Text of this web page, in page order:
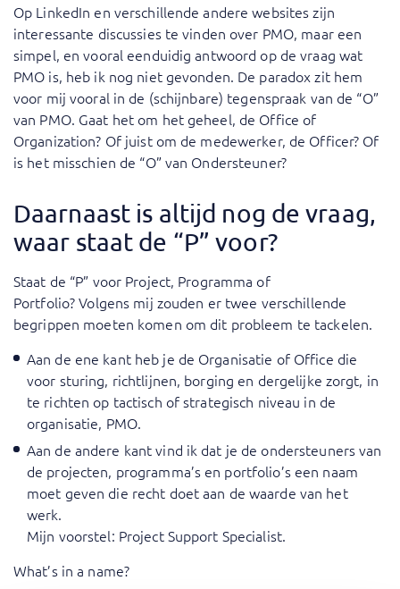
Op LinkedIn en verschillende andere websites zijn
interessante discussies te vinden over PMO, maar een
simpel, en vooral eenduidig antwoord op de vraag wat
PMO is, heb ik nog niet gevonden. De paradox zit hem
voor mij vooral in de (schijnbare) tegenspraak van de “O”
van PMO. Gaat het om het geheel, de Office of
Organization? Of juist om de medewerker, de Officer? Of
is het misschien de “O” van Ondersteuner?
Daarnaast is altijd nog de vraag,
waar staat de “P” voor?
Staat de “P” voor Project, Programma of
Portfolio? Volgens mij zouden er twee verschillende
begrippen moeten komen om dit probleem te tackelen.
Aan de ene kant heb je de Organisatie of Office die
voor sturing, richtlijnen, borging en dergelijke zorgt, in
te richten op tactisch of strategisch niveau in de
organisatie, PMO.
Aan de andere kant vind ik dat je de ondersteuners van
de projecten, programma’s en portfolio’s een naam
moet geven die recht doet aan de waarde van het
werk.
Mijn voorstel: Project Support Specialist.
What’s in a name?